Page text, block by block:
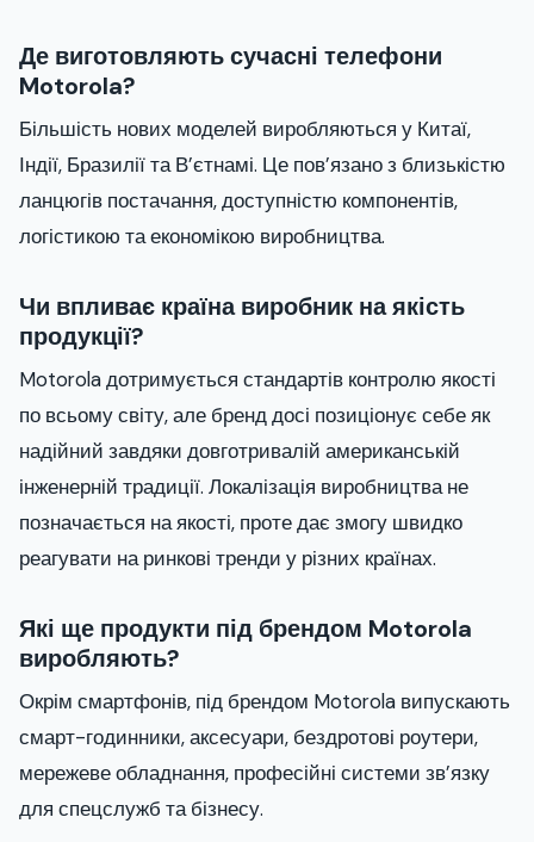
Де виготовляють сучасні телефони
Motorola?
Більшість нових моделей виробляються у Китаї,
Індії, Бразилії та В’єтнамі. Це пов’язано з близькістю
ланцюгів постачання, доступністю компонентів,
логістикою та економікою виробництва.
Чи впливає країна виробник на якість
продукції?
Motorola дотримується стандартів контролю якості
по всьому світу, але бренд досі позиціонує себе як
надійний завдяки довготривалій американській
інженерній традиції. Локалізація виробництва не
позначається на якості, проте дає змогу швидко
реагувати на ринкові тренди у різних країнах.
Які ще продукти під брендом Motorola
виробляють?
Окрім смартфонів, під брендом Motorola випускають
смарт-годинники, аксесуари, бездротові роутери,
мережеве обладнання, професійні системи зв’язку
для спецслужб та бізнесу.